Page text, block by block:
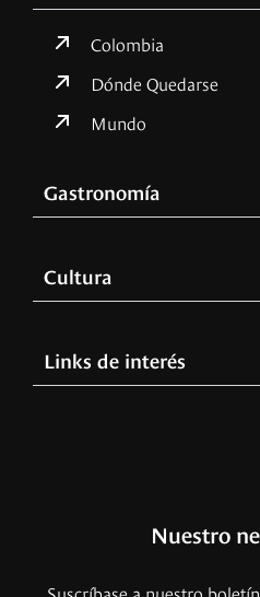
Colombia
Dónde Quedarse
Mundo
Gastronomía
Cultura
Links de interés
Nuestro
Suscríbase a nuestro